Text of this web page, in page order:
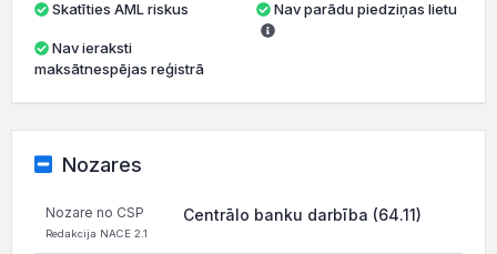
Skatīties AML riskus
maksātnespējas reģistrā
Nav parādu piedziņas lietu
Nozares
Nozare no CSP
Redakcija NACE 2.1
Centrālo banku darbība (64.11)